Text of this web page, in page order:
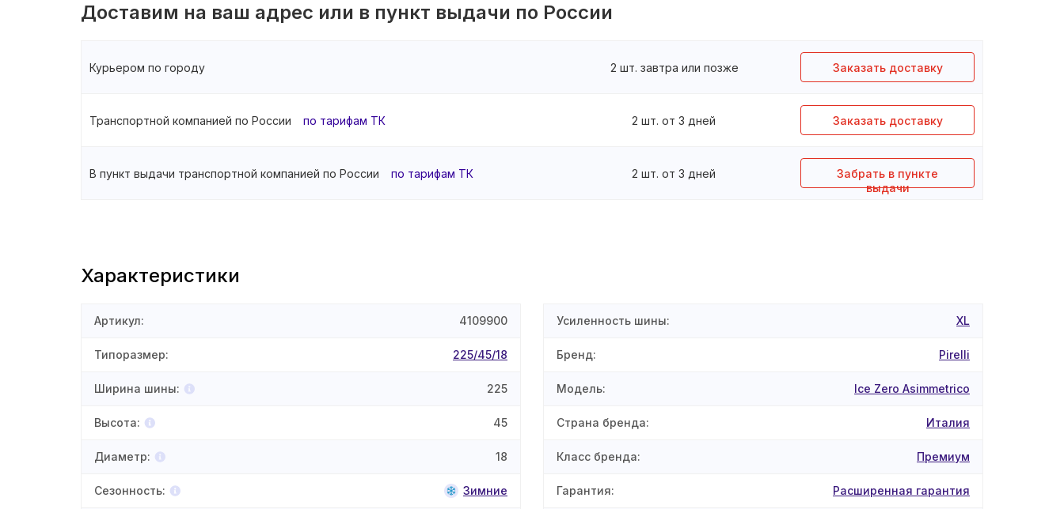
Доставим на ваш адрес или в пункт выдачи по России
Курьером по городу 2 шт. завтра или позже Заказать доставку
Транспортной компанией по России по тарифам ТК 2 шт. от 3 дней Заказать доставку
В пункт выдачи транспортной компанией по России по тарифам ТК 2 шт. от 3 дней
Забрать в пункте
выдачи
Характеристики
Артикул: 4109900
Типоразмер: 225/45/18
Ширина шины: 225
Высота: 45
Диаметр: 18
Сезонность: Зимние
Усиленность шины: XL
Бренд: Pirelli
Модель: Ice Zero Asimmetrico
Страна бренда: Италия
Класс бренда: Премиум
Гарантия: Расширенная гарантия